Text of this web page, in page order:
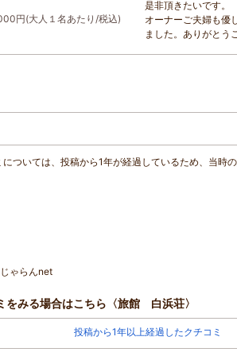
円(大人１名あたり/税込)
是非頂きたいです。
オーナーご夫婦も優
ました。ありがとう
ついては、投稿から1年が経過しているため、当時
ゃらんnet
をみる場合はこちら〈旅館 白浜荘〉
投稿から1年以上経過したクチコミ